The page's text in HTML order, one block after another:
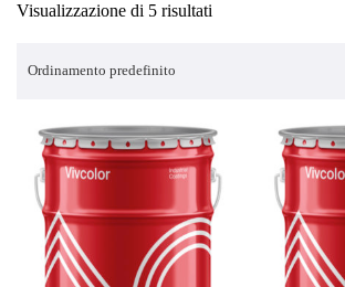
Visualizzazione di 5 risultati